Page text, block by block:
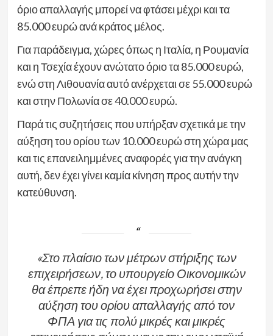
όριο απαλλαγής μπορεί να φτάσει μέχρι και τα
85.000 ευρώ ανά κράτος μέλος.
Για παράδειγμα, χώρες όπως η Ιταλία, η Ρουμανία
και η Τσεχία έχουν ανώτατο όριο τα 85.000 ευρώ,
ενώ στη Λιθουανία αυτό ανέρχεται σε 55.000 ευρώ
και στην Πολωνία σε 40.000 ευρώ.
Παρά τις συζητήσεις που υπήρξαν σχετικά με την
αύξηση του ορίου των 10.000 ευρώ στη χώρα μας
και τις επανειλημμένες αναφορές για την ανάγκη
αυτή, δεν έχει γίνει καμία κίνηση προς αυτήν την
κατεύθυνση.
«Στο πλαίσιο των μέτρων στήριξης των
επιχειρήσεων, το υπουργείο Οικονομικών
θα έπρεπε ήδη να έχει προχωρήσει στην
αύξηση του ορίου απαλλαγής από τον
ΦΠΑ για τις πολύ μικρές και μικρές